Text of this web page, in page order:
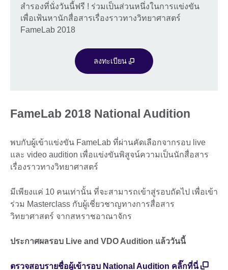
สำรองที่นั่งวันนี้ฟรี ! ร่วมเป็นส่วนหนึ่งในการแข่งขัน
เพื่อเฟ้นหานักสื่อสารเรื่องราวทางวิทยาศาสตร์
FameLab 2018
ลงทะเบียน
FameLab 2018 National Audition
พบกับผู้เข้าแข่งขัน FameLab ที่ผ่านคัดเลือกจากรอบ live
และ video audition เพื่อแข่งขันพิสูจน์ความเป็นนักสื่อสาร
เรื่องราวทางวิทยาศาสตร์
มีเพียงแค่ 10 คนเท่านั้น ที่จะสามารถเข้าสู่รอบถัดไป เพื่อเข้า
ร่วม Masterclass กับผู้เชี่ยวชาญทางการสื่อสาร
วิทยาศาสตร์ จากสหราชอาณาจักร
ประกาศผลรอบ Live and VDO Audition แล้ววันนี้
ตรวจสอบรายชื่อผู้เข้ารอบ National Audition คลิ๊กที่นี่